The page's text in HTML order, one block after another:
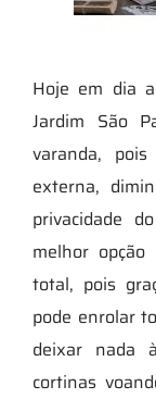
Hoje em dia
Jardim São
varanda,
externa,
privacidade
melhor
total, pois
pode enrolar
deixar nada
cortinas